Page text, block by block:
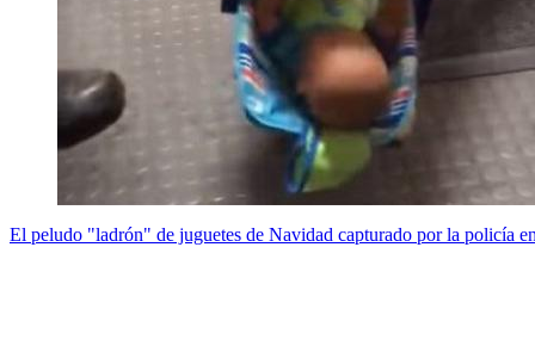
El peludo "ladrón" de juguetes de Navidad capturado por la policía